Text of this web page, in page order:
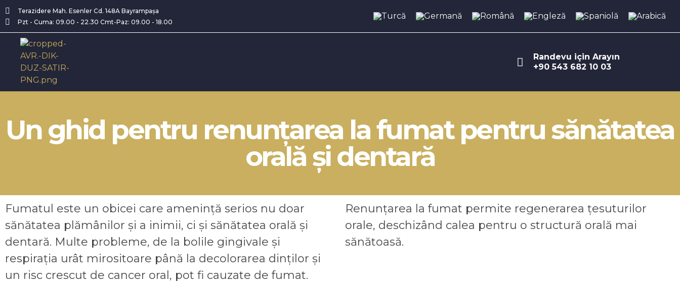
Terazidere Mah. Esenler Cd. 148A Bayrampaşa
Pzt - Cuma: 09.00 - 22.30 Cmt-Paz: 09.00 - 18.00
Avrupa UBK Dental Bayrampaşa
Randevu için Arayın
+90 543 682 10 03
Un ghid pentru renunțarea la fumat pentru sănătatea
orală și dentară
Fumatul este un obicei care amenință serios nu doar
sănătatea plămânilor și a inimii, ci și sănătatea orală și
dentară. Multe probleme, de la bolile gingivale și
respirația urât mirositoare până la decolorarea dinților și
un risc crescut de cancer oral, pot fi cauzate de fumat.
Renunțarea la fumat permite regenerarea țesuturilor
orale, deschizând calea pentru o structură orală mai
sănătoasă.